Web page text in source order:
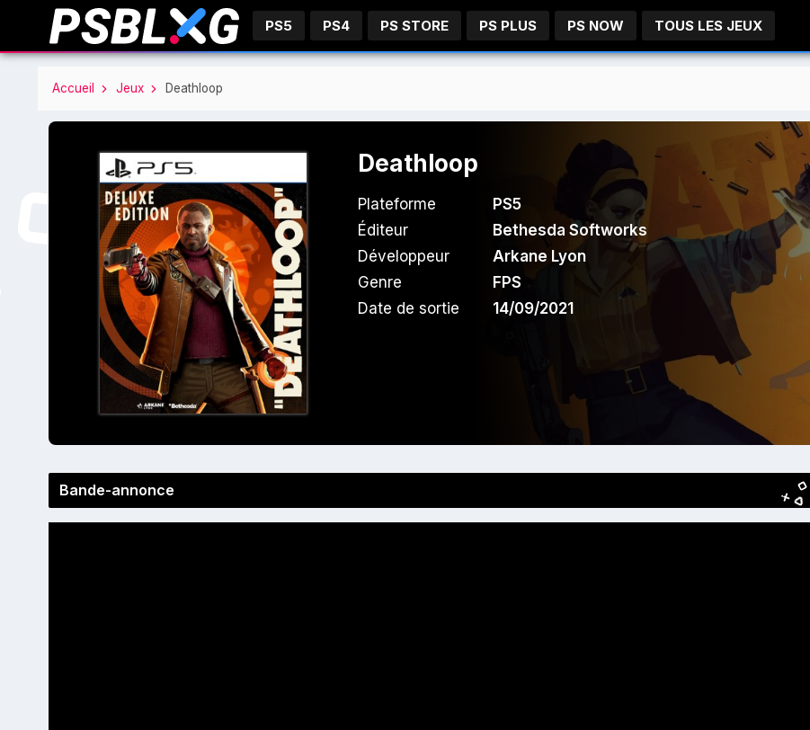
PS5 PS4 PS STORE PS PLUS PS NOW TOUS LES JEUX
Accueil Jeux Deathloop
Deathloop
Plateforme
PS5
Éditeur
Bethesda Softworks
Développeur
Arkane Lyon
Genre
FPS
Date de sortie
14/09/2021
Bande-annonce